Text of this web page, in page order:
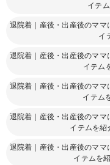
イテ
退院着｜産後・出産後のマ
イ
退院着｜産後・出産後のマ
イテム
退院着｜産後・出産後のマ
イテム
退院着｜産後・出産後のマ
イテムを紹
退院着｜産後・出産後のマ
イテムを